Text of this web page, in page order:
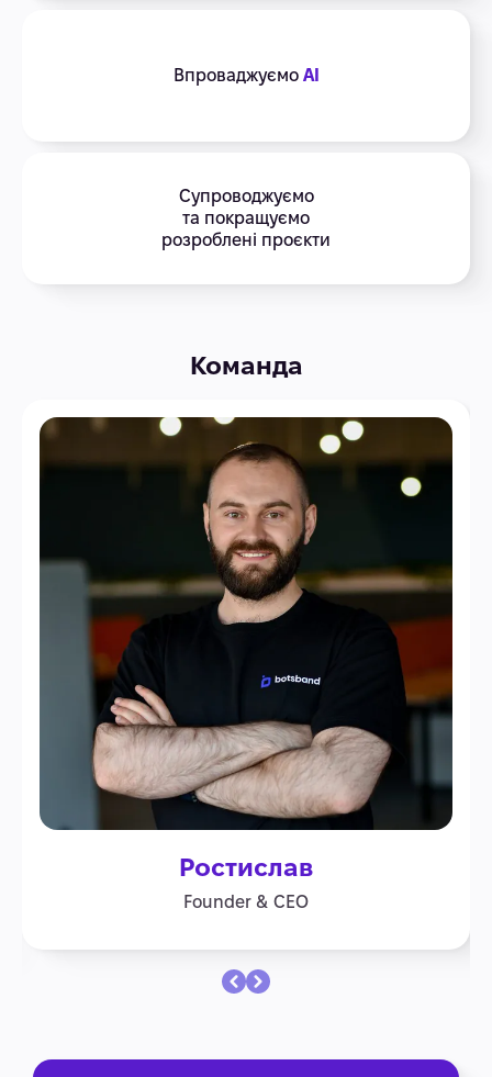
Впроваджуємо AI
Супроводжуємо
та покращуємо
розроблені проєкти
Команда
Ростислав
Founder & CEO